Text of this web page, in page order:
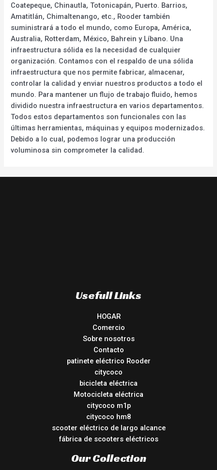
Coatepeque, Chinautla, Totonicapán, Puerto. Barrios,
Amatitlán, Chimaltenango, etc., Rooder también
suministrará a todo el mundo, como Europa, América,
Australia, Rotterdam, México, Bahrein y Líbano. Una
infraestructura sólida es la necesidad de cualquier
organización. Contamos con el respaldo de una sólida
infraestructura que nos permite fabricar, almacenar,
controlar la calidad y enviar nuestros productos a todo el
mundo. Para mantener un flujo de trabajo fluido, hemos
dividido nuestra infraestructura en varios departamentos.
Todos estos departamentos son funcionales con las
últimas herramientas, máquinas y equipos modernizados.
Debido a lo cual, podemos lograr una producción
voluminosa sin comprometer la calidad.
Usefull Links
HOGAR
Comercio
Sobre nosotros
Contacto
patinete eléctrico Rooder
citycoco
bicicleta eléctrica
Motocicleta eléctrica
citycoco m1p
citycoco hm8
scooter eléctrico de largo alcance
fábrica de scooters eléctricos
Our Collection